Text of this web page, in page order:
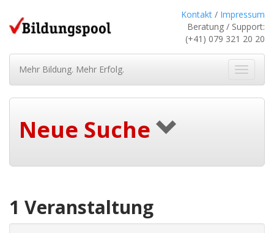
Kontakt / Impressum
Beratung / Support:
(+41) 079 321 20 20
ein-/
Mehr Bildung. Mehr Erfolg.
Neue Suche
1 Veranstaltung